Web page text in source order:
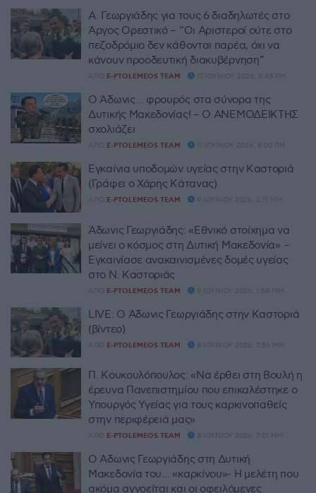
Α. Γεωργιάδης για τους 6 διαδηλωτές στο
Άργος Ορεστικό – “Οι Αριστεροί ούτε στο
πεζοδρόμιο δεν κάθονται παρέα, όχι να
κάνουν προοδευτική διακυβέρνηση”
ΑΠΌ E-PTOLEMEOS TEAM 17 ΙΟΥΝΊΟΥ 2026, 8:48 ΠΜ
Ο Άδωνις… φρουρός στα σύνορα της
Δυτικής Μακεδονίας! – Ο ΑΝΕΜΟΔΕΙΚΤΗΣ
σχολιάζει
ΑΠΌ E-PTOLEMEOS TEAM 11 ΙΟΥΝΊΟΥ 2026, 8:00 ΠΜ
Εγκαίνια υποδομών υγείας στην Καστοριά
(Γράφει ο Χάρης Κάτανας)
ΑΠΌ E-PTOLEMEOS TEAM 9 ΙΟΥΝΊΟΥ 2026, 2:11 ΜΜ
Άδωνις Γεωργιάδης: «Εθνικό στοίχημα να
μείνει ο κόσμος στη Δυτική Μακεδονία» –
Εγκαινίασε ανακαινισμένες δομές υγείας
στο Ν. Καστοριάς
ΑΠΌ E-PTOLEMEOS TEAM 9 ΙΟΥΝΊΟΥ 2026, 1:58 ΜΜ
LIVE: Ο Άδωνις Γεωργιάδης στην Καστοριά
(βίντεο)
ΑΠΌ E-PTOLEMEOS TEAM 8 ΙΟΥΝΊΟΥ 2026, 7:56 ΜΜ
Π. Κουκουλόπουλος: «Να έρθει στη Βουλή η
έρευνα Πανεπιστημίου που επικαλέστηκε ο
Υπουργός Υγείας για τους καρκινοπαθείς
στην περιφέρειά μας»
ΑΠΌ E-PTOLEMEOS TEAM 8 ΙΟΥΝΊΟΥ 2026, 7:01 ΜΜ
Ο Άδωνις Γεωργιάδης στη Δυτική
Μακεδονία του… «καρκίνου»- Η μελέτη που
ακόμα αγνοείται και οι οφειλόμενες